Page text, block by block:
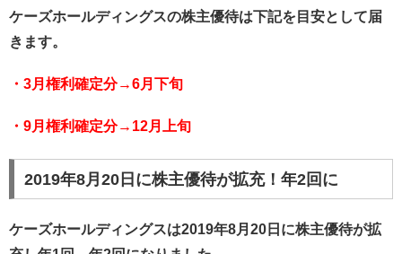
ケーズホールディングスの株主優待は下記を目安として届
きます。
・3月権利確定分→6月下旬
・9月権利確定分→12月上旬
2019年8月20日に株主優待が拡充！年2回に
ケーズホールディングスは2019年8月20日に株主優待が拡